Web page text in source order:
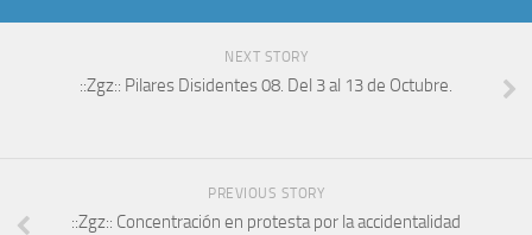
NEXT STORY
::Zgz:: Pilares Disidentes 08. Del 3 al 13 de Octubre.
PREVIOUS STORY
::Zgz:: Concentración en protesta por la accidentalidad